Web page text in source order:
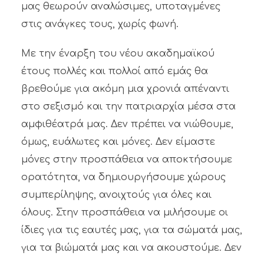
μας θεωρούν αναλώσιμες, υποταγμένες
στις ανάγκες τους, χωρίς φωνή.
Με την έναρξη του νέου ακαδημαϊκού
έτους πολλές και πολλοί από εμάς θα
βρεθούμε για ακόμη μια χρονιά απέναντι
στο σεξισμό και την πατριαρχία μέσα στα
αμφιθέατρά μας. Δεν πρέπει να νιώθουμε,
όμως, ευάλωτες και μόνες. Δεν είμαστε
μόνες στην προσπάθεια να αποκτήσουμε
ορατότητα, να δημιουργήσουμε χώρους
συμπερίληψης, ανοιχτούς για όλες και
όλους. Στην προσπάθεια να μιλήσουμε οι
ίδιες για τις εαυτές μας, για τα σώματά μας,
για τα βιώματά μας και να ακουστούμε. Δεν